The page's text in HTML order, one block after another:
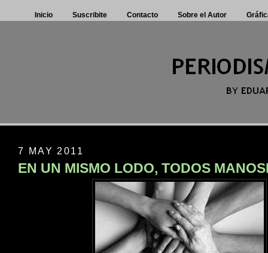
Inicio Suscribite Contacto Sobre el Autor
7 MAY 2011
EN UN MISMO LODO, TODOS